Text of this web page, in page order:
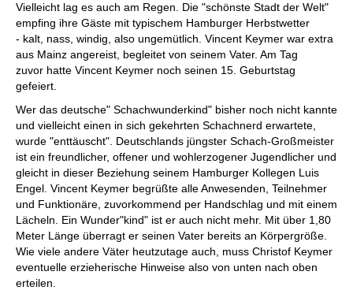
Vielleicht lag es auch am Regen. Die "schönste Stadt der Welt"
empfing ihre Gäste mit typischem Hamburger Herbstwetter
- kalt, nass, windig, also ungemütlich. Vincent Keymer war extra
aus Mainz angereist, begleitet von seinem Vater. Am Tag
zuvor hatte Vincent Keymer noch seinen 15. Geburtstag
gefeiert.
Wer das deutsche" Schachwunderkind" bisher noch nicht kannte
und vielleicht einen in sich gekehrten Schachnerd erwartete,
wurde "enttäuscht". Deutschlands jüngster Schach-Großmeister
ist ein freundlicher, offener und wohlerzogener Jugendlicher und
gleicht in dieser Beziehung seinem Hamburger Kollegen Luis
Engel. Vincent Keymer begrüßte alle Anwesenden, Teilnehmer
und Funktionäre, zuvorkommend per Handschlag und mit einem
Lächeln. Ein Wunder"kind" ist er auch nicht mehr. Mit über 1,80
Meter Länge überragt er seinen Vater bereits an Körpergröße.
Wie viele andere Väter heutzutage auch, muss Christof Keymer
eventuelle erzieherische Hinweise also von unten nach oben
erteilen.